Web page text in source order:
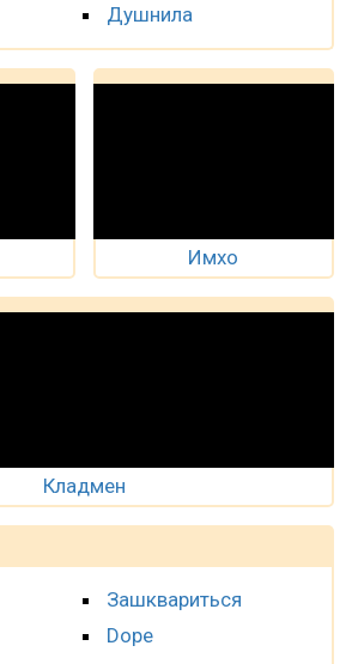
Душнила
Имхо
Кладмен
Зашквариться
Dope